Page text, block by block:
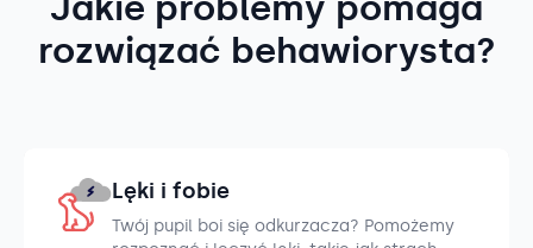
rozwiązać behawiorysta?
Lęki i fobie
Twój pupil boi się odkurzacza? Pomożemy